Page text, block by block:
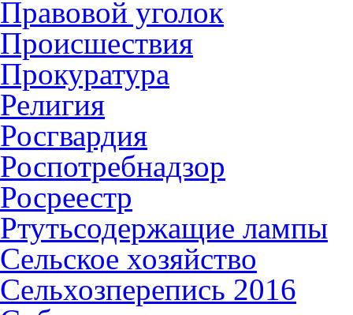
Правовой уголок
Происшествия
Прокуратура
Религия
Росгвардия
Роспотребнадзор
Росреестр
Ртутьсодержащие лампы
Сельское хозяйство
Сельхозперепись 2016